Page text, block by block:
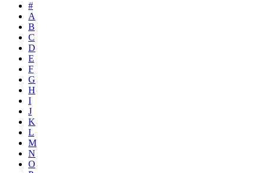
#
A
B
C
D
E
F
G
H
I
J
K
L
M
N
O